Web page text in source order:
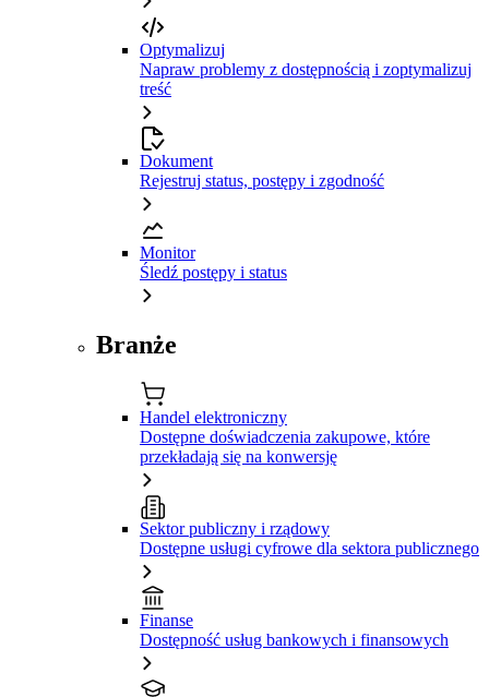
Optymalizuj
Napraw problemy z dostępnością i zoptymalizuj
treść
Dokument
Rejestruj status, postępy i zgodność
Monitor
Śledź postępy i status
Branże
Handel elektroniczny
Dostępne doświadczenia zakupowe, które
przekładają się na konwersję
Sektor publiczny i rządowy
Dostępne usługi cyfrowe dla sektora publicznego
Finanse
Dostępność usług bankowych i finansowych